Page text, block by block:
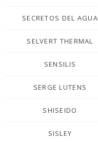
SECRETOS DEL AGUA
SELVERT THERMAL
SENSILIS
SERGE LUTENS
SHISEIDO
SISLEY